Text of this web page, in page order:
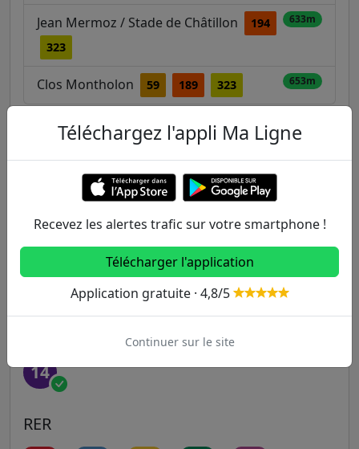
Jean Mermoz / Stade de Châtillon
194
323
633m
Clos Montholon 59 189 323 653m
Autres lignes
1 2 3 3B 4
5 6 7 7B 8
14
RER
Téléchargez l'appli Ma Ligne
Recevez les alertes trafic sur votre smartphone !
Télécharger l'application
Application gratuite · 4,8/5
Continuer sur le site